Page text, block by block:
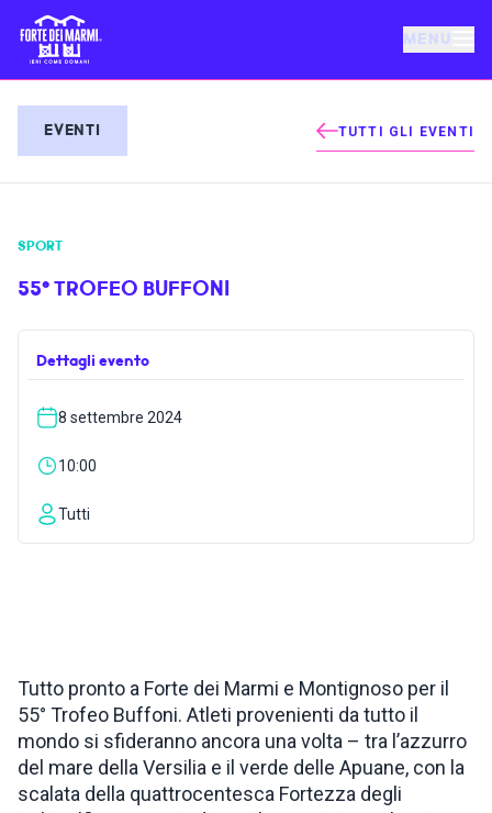
MENU
EVENTI
NOTIZIE
OSPITALITÀ
VILLA BERTELLI
CONTATTI
ENG
EVENTI TUTTI GLI EVENTI
SPORT
55° TROFEO BUFFONI
Dettagli evento
8 settembre 2024
10:00
Tutti
Tutto pronto a Forte dei Marmi e Montignoso per il
55° Trofeo Buffoni. Atleti provenienti da tutto il
mondo si sfideranno ancora una volta – tra l’azzurro
del mare della Versilia e il verde delle Apuane, con la
scalata della quattrocentesca Fortezza degli